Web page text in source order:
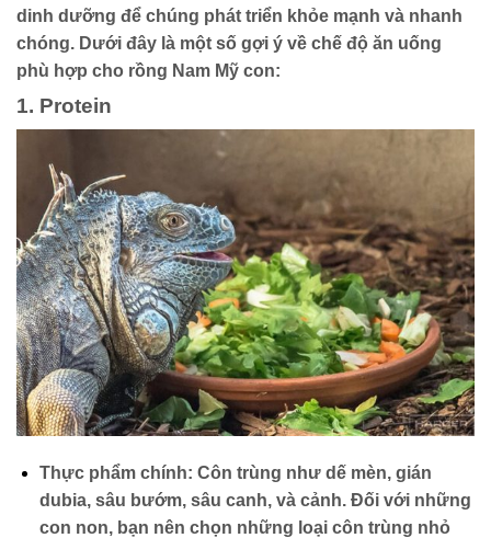
dinh dưỡng để chúng phát triển khỏe mạnh và nhanh
chóng. Dưới đây là một số gợi ý về chế độ ăn uống
phù hợp cho rồng Nam Mỹ con:
1. Protein
Thực phẩm chính: Côn trùng như dế mèn, gián
dubia, sâu bướm, sâu canh, và cảnh. Đối với những
con non, bạn nên chọn những loại côn trùng nhỏ